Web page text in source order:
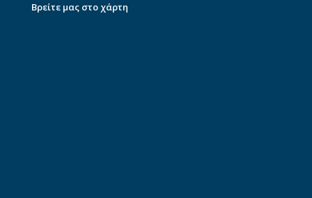
Βρείτε μας στο χάρτη